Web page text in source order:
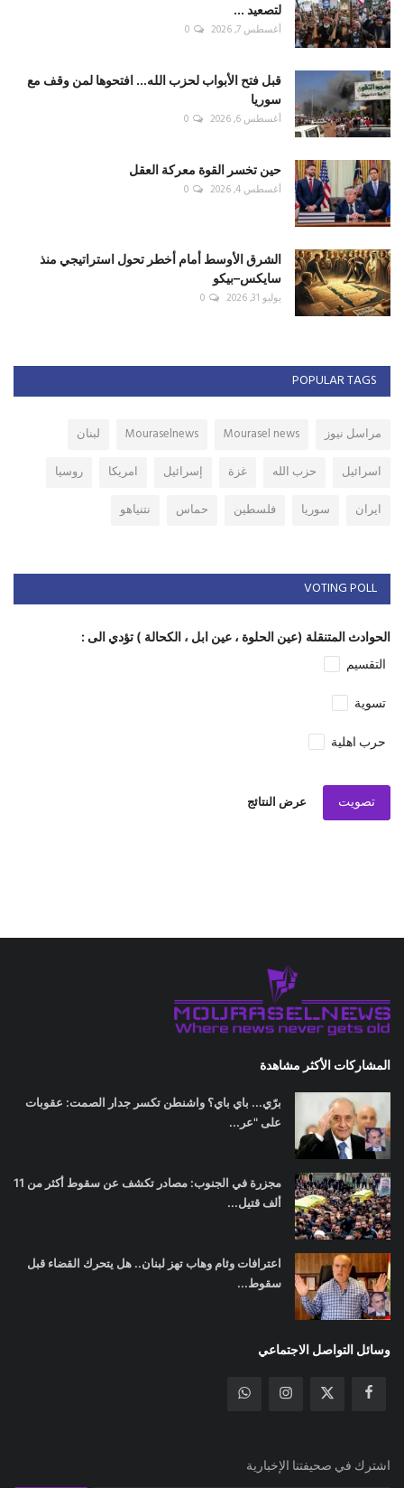
لتصعيد ...
أغسطس 7, 2026 0
قبل فتح الأبواب لحزب الله... افتحوها لمن وقف مع
سوريا
أغسطس 6, 2026 0
حين تخسر القوة معركة العقل
أغسطس 4, 2026 0
الشرق الأوسط أمام أخطر تحول استراتيجي منذ
سايكس–بيكو
يوليو 31, 2026 0
POPULAR TAGS
مراسل نيوز Mourasel news
Mouraselnews
لبنان
اسرائيل
حزب الله غزة إسرائيل امريكا
روسيا
ايران
سوريا فلسطين حماس نتنياهو
VOTING POLL
الحوادث المتنقلة (عين الحلوة ، عين ابل ، الكحالة ) تؤدي الى :
التقسيم
تسوية
حرب اهلية
تصويت عرض النتائج
المشاركات الأكثر مشاهدة
برّي... باي باي؟ واشنطن تكسر جدار الصمت: عقوبات
على "عر...
مجزرة في الجنوب: مصادر تكشف عن سقوط أكثر من 11
ألف قتيل...
اعترافات وئام وهاب تهز لبنان.. هل يتحرك القضاء قبل
سقوط...
وسائل التواصل الاجتماعي
اشترك في صحيفتنا الإخبارية